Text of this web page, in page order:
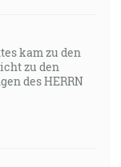
ich do
nohy im sovrel
modliac sa
A zrazu
pohly základy
dvere, a
kam zu den
zu den
des HERRN